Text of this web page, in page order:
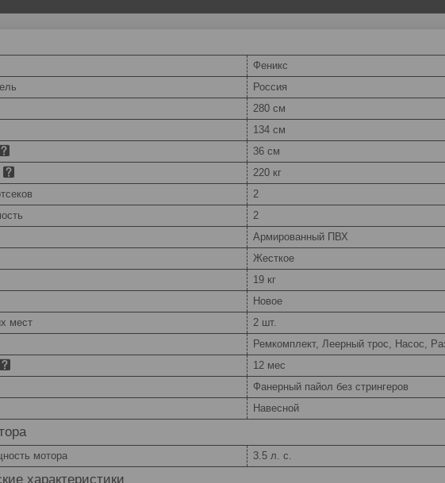
Феникс
Россия
280 см
134 см
36 см
220 кг
2
2
Армированный ПВХ
Жесткое
19 кг
Новое
мест
2 шт.
Ремкомплект, Леерный трос, Насос,
12 мес
Фанерный пайол без стрингеров
Навесной
мотора 3.5 л. с.
характеристики